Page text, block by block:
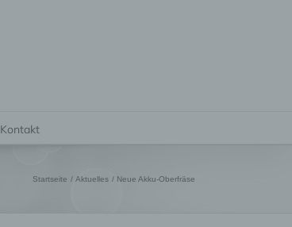
Kontakt
Startseite Aktuelles Neue Akku-Oberfräse